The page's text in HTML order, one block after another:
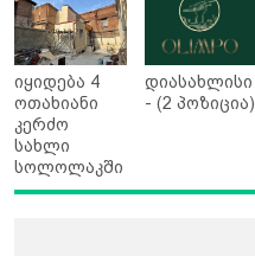
იყიდება 4
ოთახიანი
კერძო
სახლი
სოლოლაკში
დიასახლისი
- (2 პოზიცია)